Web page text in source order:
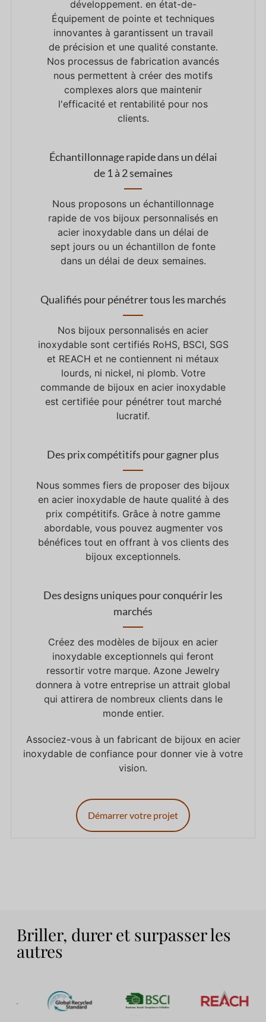
développement. en état-de-
Équipement de pointe et techniques
innovantes à garantissent un travail
de précision et une qualité constante.
Nos processus de fabrication avancés
nous permettent à créer des motifs
complexes alors que maintenir
l'efficacité et rentabilité pour nos
clients.
Échantillonnage rapide dans un délai
de 1 à 2 semaines
Nous proposons un échantillonnage
rapide de vos bijoux personnalisés en
acier inoxydable dans un délai de
sept jours ou un échantillon de fonte
dans un délai de deux semaines.
Qualifiés pour pénétrer tous les marchés
Nos bijoux personnalisés en acier
inoxydable sont certifiés RoHS, BSCI, SGS
et REACH et ne contiennent ni métaux
lourds, ni nickel, ni plomb. Votre
commande de bijoux en acier inoxydable
est certifiée pour pénétrer tout marché
lucratif.
Des prix compétitifs pour gagner plus
Nous sommes fiers de proposer des bijoux
en acier inoxydable de haute qualité à des
prix compétitifs. Grâce à notre gamme
abordable, vous pouvez augmenter vos
bénéfices tout en offrant à vos clients des
bijoux exceptionnels.
Des designs uniques pour conquérir les
marchés
Créez des modèles de bijoux en acier
inoxydable exceptionnels qui feront
ressortir votre marque. Azone Jewelry
donnera à votre entreprise un attrait global
qui attirera de nombreux clients dans le
monde entier.
Associez-vous à un fabricant de bijoux en acier
inoxydable de confiance pour donner vie à votre
vision.
Démarrer votre projet
Briller, durer et surpasser les
autres